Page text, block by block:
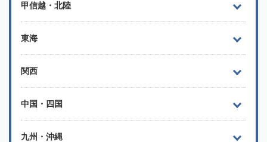
甲信越・北陸
東海
関西
中国・四国
九州・沖縄